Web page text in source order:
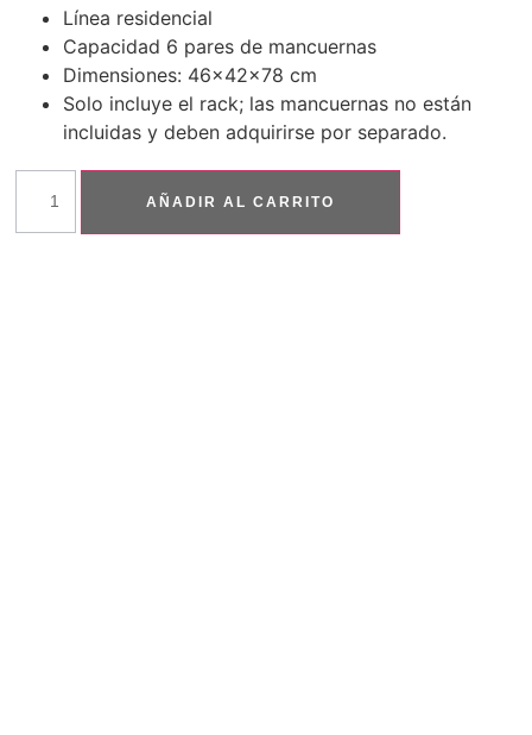
Línea residencial
Capacidad 6 pares de mancuernas
Dimensiones: 46x42x78 cm
Solo incluye el rack; las mancuernas no están
incluidas y deben adquirirse por separado.
AÑADIR AL CARRITO